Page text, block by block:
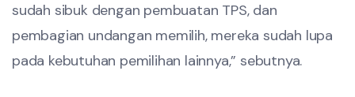
sudah sibuk dengan pembuatan TPS, dan
pembagian undangan memilih, mereka sudah lupa
pada kebutuhan pemilihan lainnya,” sebutnya.